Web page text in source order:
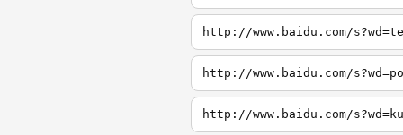
http://www.baidu.com/
http://www.baidu.com/
http://www.baidu.com/